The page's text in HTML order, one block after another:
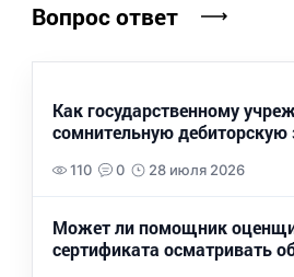
Вопрос ответ
Как государственному
сомнительную дебиторскую
110 0 28 июля 2026
Может ли помощник
сертификата осматривать